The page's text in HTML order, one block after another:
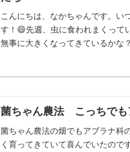
こんにちは、なかちゃんです。い
す！😄先週、虫に食われまくって
無事に大きくなってきているかな
菌ちゃん農法 こっちでも
菌ちゃん農法の畑でもアブラナ科
く育ってきていて喜んでいたので